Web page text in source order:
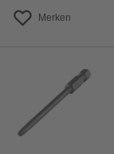
Merken